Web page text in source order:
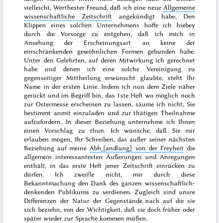
vielleicht, Werthester Freund, daß ich eine neue Allgemeine
wissenschaftliche Zeitschrift angekündigt habe. Den
Klippen eines solchen Unternehmens hoffe ich hiebey
durch die Vorsorge zu entgehen, daß ich mich in
Ansehung der Erscheinungsart an keine der
einschränkenden gewöhnlichen Formen gebunden habe.
Unter den Gelehrten, auf deren Mitwirkung ich gerechnet
habe und denen ich eine solche Vereinigung zu
gegenseitiger Mittheilung erwünscht glaubte, steht Ihr
Name in der ersten Linie. Indem ich nun dem Ziele näher
gerückt und im Begriff bin, das 1ste Heft wo möglich noch
zurOstermesse erscheinen zu lassen, säume ich nicht, Sie
bestimmt anmit einzuladen und zur thätigen Theilnahme
aufzufordern. In dieser Beziehung unternehme ich Ihnen
einen Vorschlag zu thun. Ich wünsche, daß Sie mir
erlauben mögen, Ihr Schreiben, das außer seiner nächsten
Beziehung auf meineAbh˖[andlung] von der Freyheit die
allgemein interessantesten Äußerungen und Anregungen
enthält, in das erste Heft jener Zeitschrift einrücken zu
dürfen. Ich zweifle nicht, mir durch diese
Bekanntmachung den Dank des ganzen wissenschaftlich-
denkenden Publikums zu verdienen. Zugleich sind unsre
Differenzen der Natur der Gegenstände nach auf die sie
sich beziehn, von der Wichtigkeit, daß sie doch früher oder
später wieder zur Sprache kommen müßen.